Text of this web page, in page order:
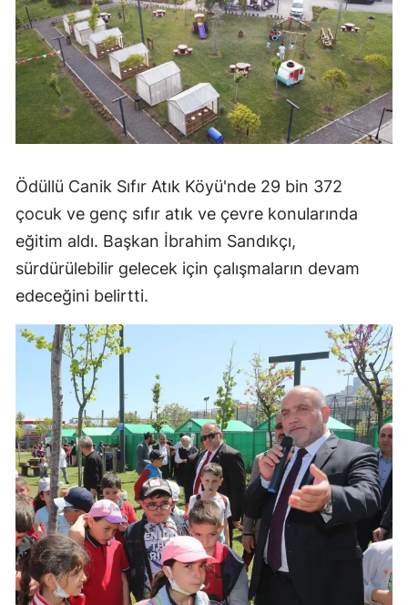
Ödüllü Canik Sıfır Atık Köyü'nde 29 bin 372
çocuk ve genç sıfır atık ve çevre konularında
eğitim aldı. Başkan İbrahim Sandıkçı,
sürdürülebilir gelecek için çalışmaların devam
edeceğini belirtti.